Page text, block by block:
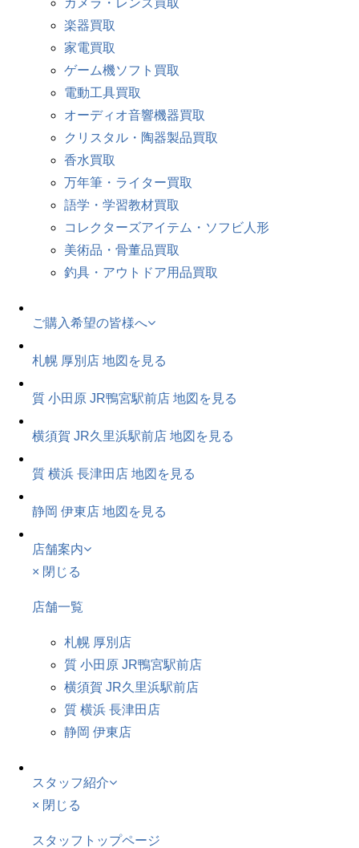
カメラ・レンズ買取
楽器買取
家電買取
ゲーム機ソフト買取
電動工具買取
オーディオ音響機器買取
クリスタル・陶器製品買取
香水買取
万年筆・ライター買取
語学・学習教材買取
コレクターズアイテム・ソフビ人形
美術品・骨董品買取
釣具・アウトドア用品買取
ご購入希望の皆様へ
札幌 厚別店 地図を見る
質 小田原 JR鴨宮駅前店 地図を見る
横須賀 JR久里浜駅前店 地図を見る
質 横浜 長津田店 地図を見る
静岡 伊東店 地図を見る
店舗案内
× 閉じる
店舗一覧
札幌 厚別店
質 小田原 JR鴨宮駅前店
横須賀 JR久里浜駅前店
質 横浜 長津田店
静岡 伊東店
スタッフ紹介
× 閉じる
スタッフトップページ